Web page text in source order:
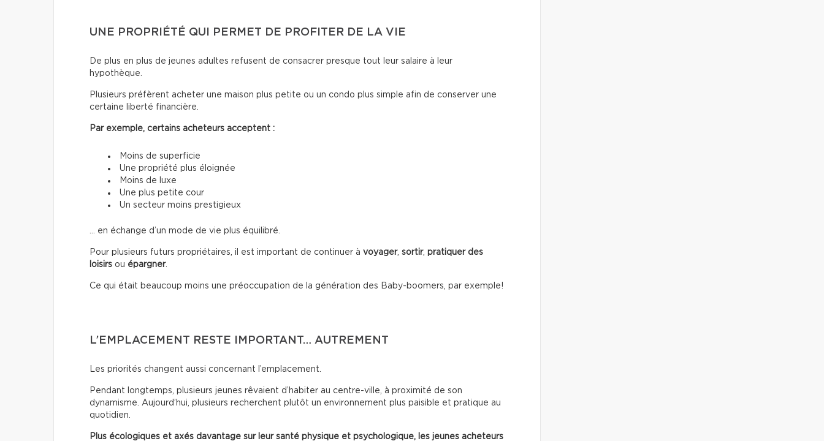
UNE PROPRIÉTÉ QUI PERMET DE PROFITER DE LA VIE
De plus en plus de jeunes adultes refusent de consacrer presque tout leur salaire à leur
hypothèque.
Plusieurs préfèrent acheter une maison plus petite ou un condo plus simple afin de conserver une
certaine liberté financière.
Par exemple, certains acheteurs acceptent :
Moins de superficie
Une propriété plus éloignée
Moins de luxe
Une plus petite cour
Un secteur moins prestigieux
… en échange d’un mode de vie plus équilibré.
Pour plusieurs futurs propriétaires, il est important de continuer à voyager, sortir, pratiquer des
loisirs ou épargner.
Ce qui était beaucoup moins une préoccupation de la génération des Baby-boomers, par exemple!
L’EMPLACEMENT RESTE IMPORTANT… AUTREMENT
Les priorités changent aussi concernant l’emplacement.
Pendant longtemps, plusieurs jeunes rêvaient d’habiter au centre-ville, à proximité de son
dynamisme. Aujourd’hui, plusieurs recherchent plutôt un environnement plus paisible et pratique au
quotidien.
Plus écologiques et axés davantage sur leur santé physique et psychologique, les jeunes acheteurs